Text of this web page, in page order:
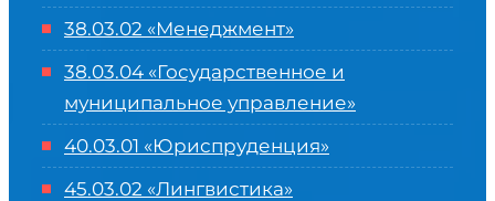
38.03.02 «Менеджмент»
38.03.04 «Государственное и
муниципальное управление»
40.03.01 «Юриспруденция»
45.03.02 «Лингвистика»